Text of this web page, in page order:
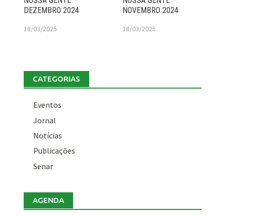
DEZEMBRO 2024
18/03/2025
NOVEMBRO 2024
18/03/2025
CATEGORIAS
Eventos
Jornal
Notícias
Publicações
Senar
AGENDA